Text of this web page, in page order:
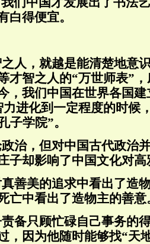
白得便宜。
人，就越是能清楚地意
才智之人的“万世师表”
，我们中国在世界各国
力进化到一定程度的时候
子学院”。
治，但对中国古代政治
子却影响了中国文化对
善美的追求中看出了造
亡中看出了造物主的善意
备只顾忙碌自己事务的
，因为他随时能够找“天